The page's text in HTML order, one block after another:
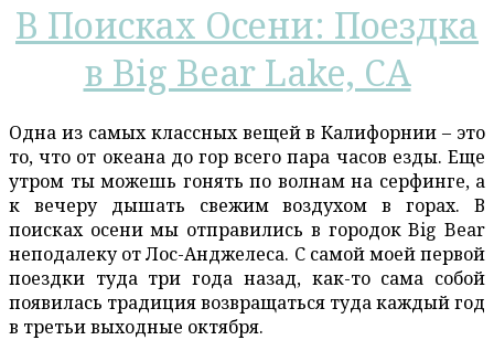
В Поисках Осени: Поездка
в Big Bear Lake, CA
Одна из самых классных вещей в Калифорнии – это
то, что от океана до гор всего пара часов езды. Еще
утром ты можешь гонять по волнам на серфинге, а
к вечеру дышать свежим воздухом в горах. В
поисках осени мы отправились в городок Big Bear
неподалеку от Лос-Анджелеса. C самой моей первой
поездки туда три года назад, как-то сама собой
появилась традиция возвращаться туда каждый год
в третьи выходные октября.